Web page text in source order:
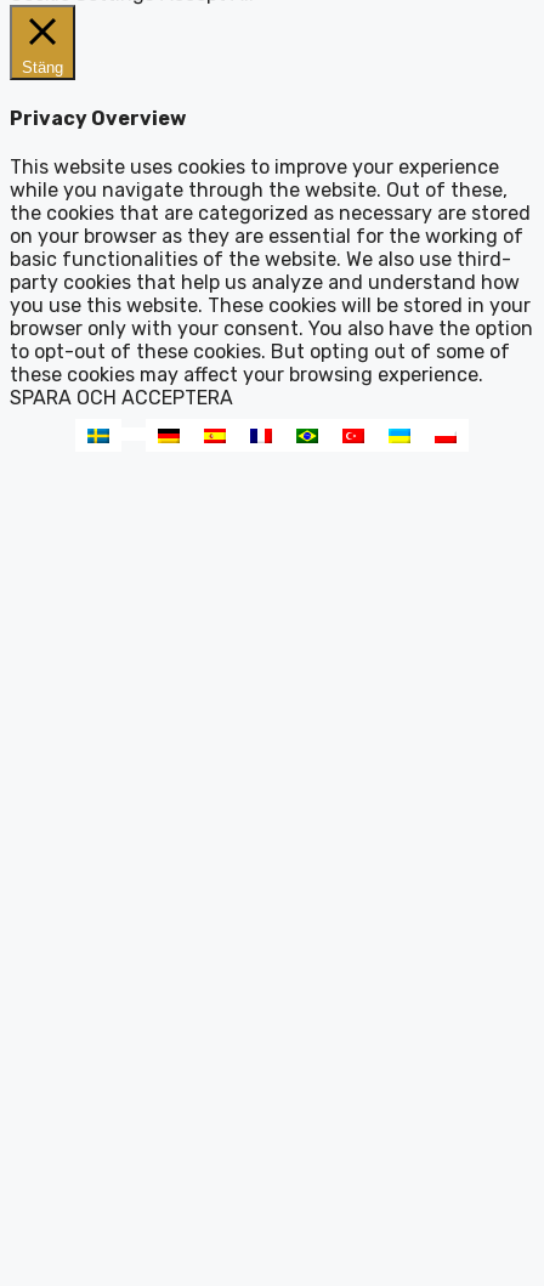
Stäng
Privacy Overview
This website uses cookies to improve your experience
while you navigate through the website. Out of these,
the cookies that are categorized as necessary are stored
on your browser as they are essential for the working of
basic functionalities of the website. We also use third-
party cookies that help us analyze and understand how
you use this website. These cookies will be stored in your
browser only with your consent. You also have the option
to opt-out of these cookies. But opting out of some of
these cookies may affect your browsing experience.
SPARA OCH ACCEPTERA